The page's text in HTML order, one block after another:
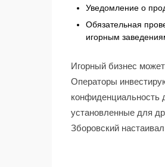
Уведомление о
Обязательная
игорным
Игорный бизнес
Операторы
конфиденциальность
установленные для
Зборовский